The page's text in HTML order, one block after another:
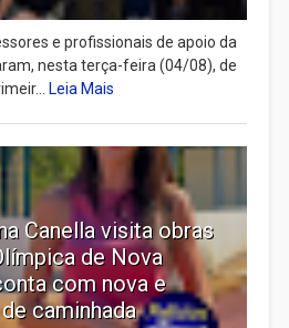
e profissionais de apoio da
nesta terça-feira (04/08), de
Leia Mais
Canella visita obras
de Nova
com nova e
caminhada